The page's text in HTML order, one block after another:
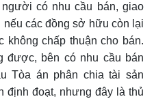
có nhu cầu bán, giao
các đồng sở hữu còn lại
không chấp thuận cho bán.
được, bên có nhu cầu bán
Tòa án phân chia tài sản
định đoạt, nhưng đây là thủ